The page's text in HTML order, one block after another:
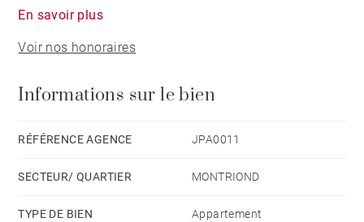
équipé. Cave, casier à ski, une place de parking
couverte et stationnement annexe . La résidence
rentabilité assurée.
En savoir plus
Voir nos honoraires
Informations sur le bien
RÉFÉRENCE AGENCE JPA0011
SECTEUR/ QUARTIER MONTRIOND
TYPE DE BIEN Appartement